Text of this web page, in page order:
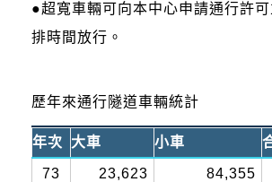
●超寬車輛可向本中心申請通行許
排時間放行。
歷年來通行隧道車輛統計
年次 大車 小車
73 23,623 84,355